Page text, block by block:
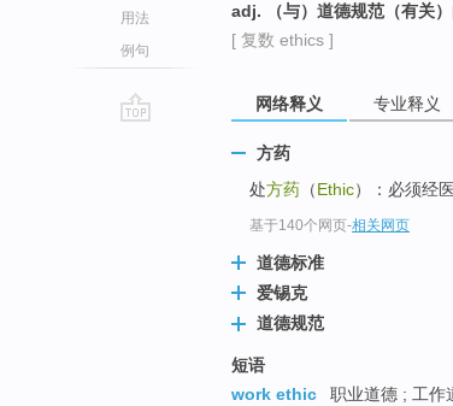
用法
例句
adj. （与）道德规范（有关
[ 复数 ethics ]
网络释义 专业释义
方药
处方药 （Ethic）：必须经
基于140个网页-相关网页
道德标准
爱锡克
道德规范
短语
work ethic
职业道德 ; 工作